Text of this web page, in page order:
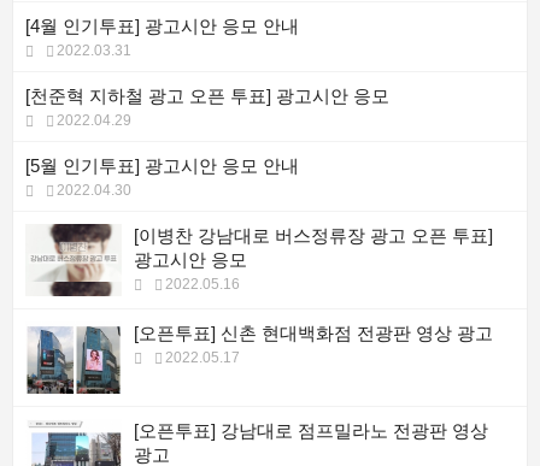
[4월 인기투표] 광고시안 응모 안내
2022.03.31
[천준혁 지하철 광고 오픈 투표] 광고시안 응모
2022.04.29
[5월 인기투표] 광고시안 응모 안내
2022.04.30
[이병찬 강남대로 버스정류장 광고 오픈 투표]
광고시안 응모
2022.05.16
[오픈투표] 신촌 현대백화점 전광판 영상 광고
2022.05.17
[오픈투표] 강남대로 점프밀라노 전광판 영상
광고